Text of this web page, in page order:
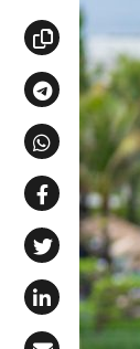
Copy link
Share via
Share via
Share on
Share on X